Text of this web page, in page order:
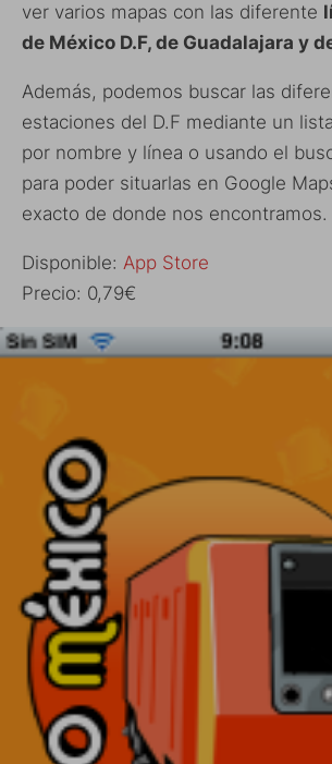
ver varios mapas con las diferente
de México D.F, de Guadalajara y
Además, podemos buscar las
estaciones del D.F mediante un
por nombre y línea o usando el
para poder situarlas en Google
exacto de donde nos encontramos.
Disponible: App Store
Precio: 0,79€